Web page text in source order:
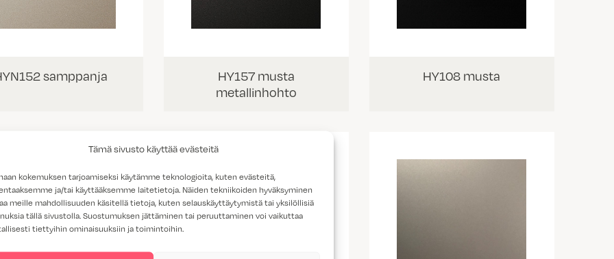
Tämä sivusto käyttää evästeitä
kokemuksen tarjoamiseksi käytämme teknologioita, kuten evästeitä,
ja/tai käyttääksemme laitetietoja. Näiden tekniikoiden hyväksyminen
meille mahdollisuuden käsitellä tietoja, kuten selauskäyttäytymistä tai yksilöllisiä
tällä sivustolla. Suostumuksen jättäminen tai peruuttaminen voi vaikuttaa
tiettyihin ominaisuuksiin ja toimintoihin.
samppanja
HY157 musta
metallinhohto
HY108 musta